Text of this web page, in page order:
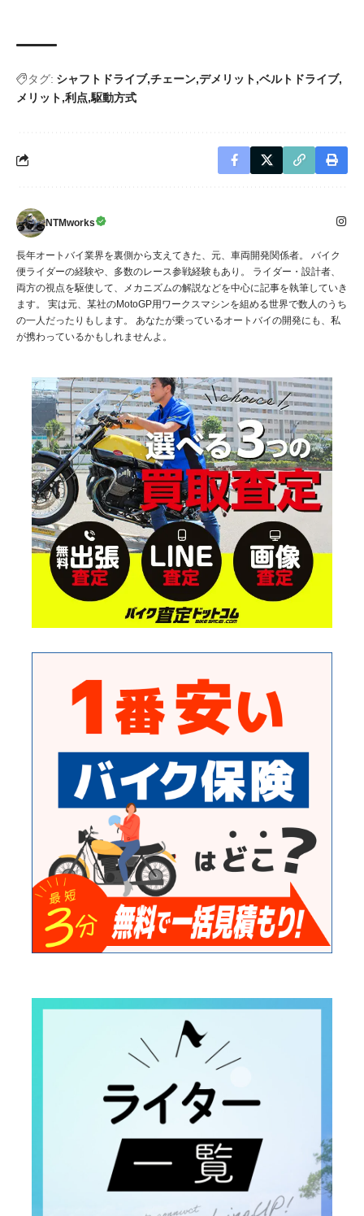
タグ: シャフトドライブ チェーン デメリット ベルトドライブ
メリット 利点 駆動方式
NTMworks
長年オートバイ業界を裏側から支えてきた、元、車両開発関係者。 バイク
便ライダーの経験や、多数のレース参戦経験もあり。 ライダー・設計者、
両方の視点を駆使して、メカニズムの解説などを中心に記事を執筆していき
ます。 実は元、某社のMotoGP用ワークスマシンを組める世界で数人のうち
の一人だったりもします。 あなたが乗っているオートバイの開発にも、私
が携わっているかもしれませんよ。